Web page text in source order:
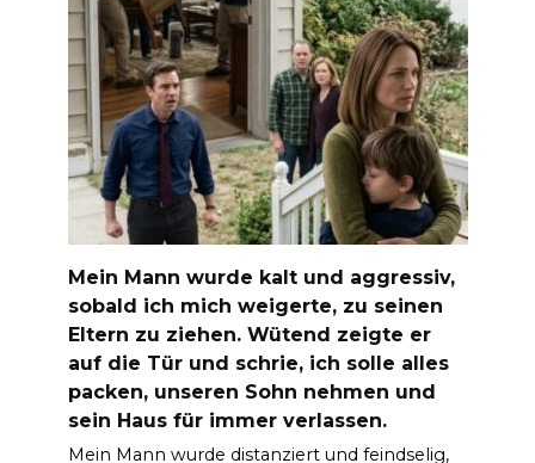
Mein Mann wurde kalt und aggressiv,
sobald ich mich weigerte, zu seinen
Eltern zu ziehen. Wütend zeigte er
auf die Tür und schrie, ich solle alles
packen, unseren Sohn nehmen und
sein Haus für immer verlassen.
Mein Mann wurde distanziert und feindselig,